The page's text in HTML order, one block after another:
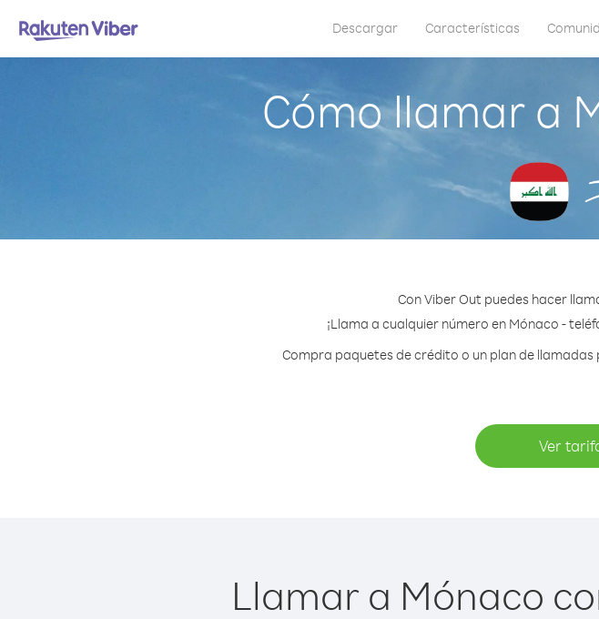
Descargar Características
Cómo llamar a
Con Viber Out puedes hacer
¡Llama a cualquier número en Mónaco -
Compra paquetes de crédito o un plan de
Ver
Llamar a Mónaco